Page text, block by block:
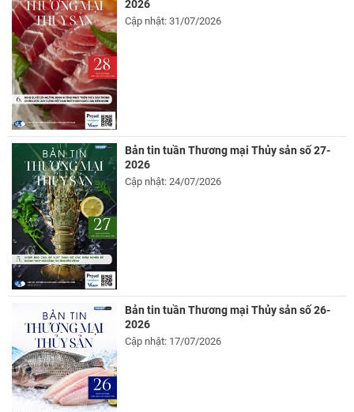
2026
Cập nhật: 31/07/2026
Bản tin tuần Thương mại Thủy sản số 27-
2026
Cập nhật: 24/07/2026
Bản tin tuần Thương mại Thủy sản số 26-
2026
Cập nhật: 17/07/2026